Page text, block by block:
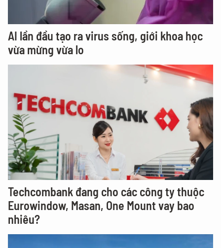
AI lần đầu tạo ra virus sống, giới khoa học
vừa mừng vừa lo
Techcombank đang cho các công ty thuộc
Eurowindow, Masan, One Mount vay bao
nhiêu?